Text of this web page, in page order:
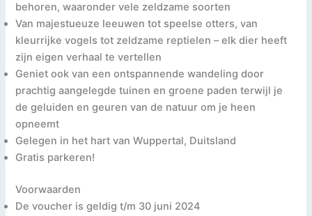
behoren, waaronder vele zeldzame soorten
Van majestueuze leeuwen tot speelse otters, van
kleurrijke vogels tot zeldzame reptielen – elk dier heeft
zijn eigen verhaal te vertellen
Geniet ook van een ontspannende wandeling door
prachtig aangelegde tuinen en groene paden terwijl je
de geluiden en geuren van de natuur om je heen
opneemt
Gelegen in het hart van Wuppertal, Duitsland
Gratis parkeren!
Voorwaarden
De voucher is geldig t/m 30 juni 2024